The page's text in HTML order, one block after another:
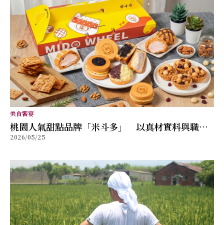
美食饗宴
桃園人氣甜點品牌「米斗多」 以真材實料與職人
精神打造值得分享的幸福味道
2026/05/25